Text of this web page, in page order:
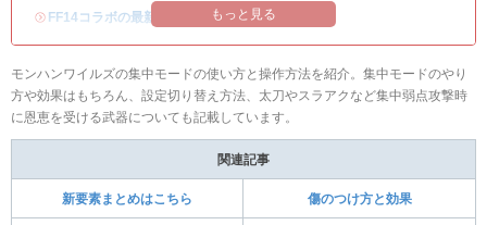
・ FF14コラボの最新情報 オメガ・プラネテス攻略
もっと見る
モンハンワイルズの集中モードの使い方と操作方法を紹介。集中モードのやり
方や効果はもちろん、設定切り替え方法、太刀やスラアクなど集中弱点攻撃時
に恩恵を受ける武器についても記載しています。
関連記事
新要素まとめはこちら 傷のつけ方と効果